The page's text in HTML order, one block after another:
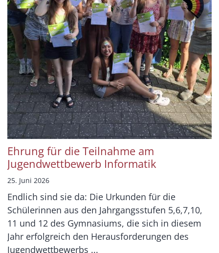
Ehrung für die Teilnahme am
Jugendwettbewerb Informatik
25. Juni 2026
Endlich sind sie da: Die Urkunden für die
Schülerinnen aus den Jahrgangsstufen 5,6,7,10,
11 und 12 des Gymnasiums, die sich in diesem
Jahr erfolgreich den Herausforderungen des
Jugendwettbewerbs ...